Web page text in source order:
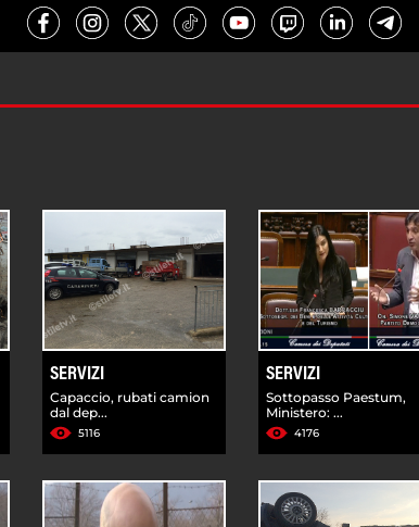
SERVIZI
Capaccio, rubati camion
dal dep...
5116
SERVIZI
Sottopasso Paestum,
Ministero: ...
4176